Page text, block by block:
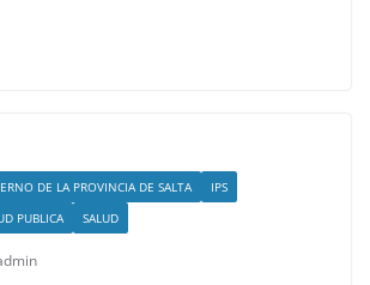
DE LA PROVINCIA DE SALTA
IPS
PUBLICA
SALUD